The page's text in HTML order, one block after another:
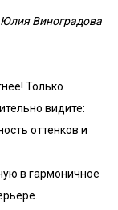
Виноградова
Только
видите:
оттенков и
в гармоничное